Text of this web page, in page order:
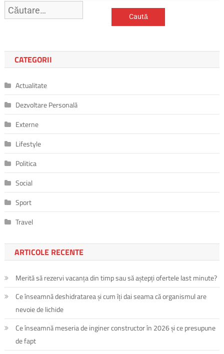
Caută
după:
CATEGORII
Actualitate
Dezvoltare Personală
Externe
Lifestyle
Politica
Social
Sport
Travel
ARTICOLE RECENTE
Merită să rezervi vacanța din timp sau să aștepți ofertele last minute?
Ce înseamnă deshidratarea și cum îți dai seama că organismul are
nevoie de lichide
Ce înseamnă meseria de inginer constructor în 2026 și ce presupune
de fapt